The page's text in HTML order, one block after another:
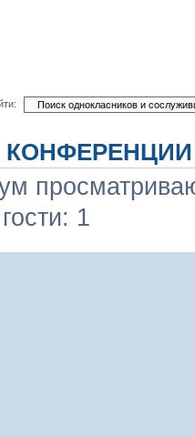
КОНФЕРЕНЦИИ
1